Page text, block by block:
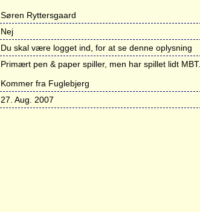
Søren Ryttersgaard
Nej
Du skal være logget ind, for at se denne oplysning
Primært pen & paper spiller, men har spillet lidt MBT.
Kommer fra Fuglebjerg
27. Aug. 2007